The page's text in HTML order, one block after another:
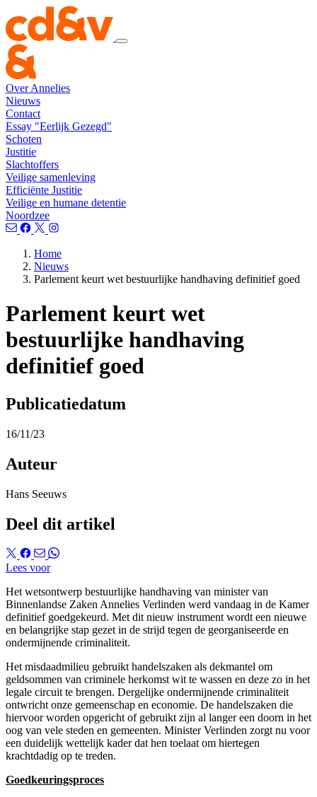
Over Annelies
Nieuws
Contact
Essay "Eerlijk Gezegd"
Schoten
Justitie
Slachtoffers
Veilige samenleving
Efficiënte Justitie
Veilige en humane detentie
Noordzee
Home
Nieuws
Parlement keurt wet bestuurlijke handhaving definitief goed
Parlement keurt wet
bestuurlijke handhaving
definitief goed
Publicatiedatum
16/11/23
Auteur
Hans Seeuws
Deel dit artikel
Lees voor
Het wetsontwerp bestuurlijke handhaving van minister van
Binnenlandse Zaken Annelies Verlinden werd vandaag in de Kamer
definitief goedgekeurd. Met dit nieuw instrument wordt een nieuwe
en belangrijke stap gezet in de strijd tegen de georganiseerde en
ondermijnende criminaliteit.
Het misdaadmilieu gebruikt handelszaken als dekmantel om
geldsommen van criminele herkomst wit te wassen en deze zo in het
legale circuit te brengen. Dergelijke ondermijnende criminaliteit
ontwricht onze gemeenschap en economie. De handelszaken die
hiervoor worden opgericht of gebruikt zijn al langer een doorn in het
oog van vele steden en gemeenten. Minister Verlinden zorgt nu voor
een duidelijk wettelijk kader dat hen toelaat om hiertegen
krachtdadig op te treden.
Goedkeuringsproces